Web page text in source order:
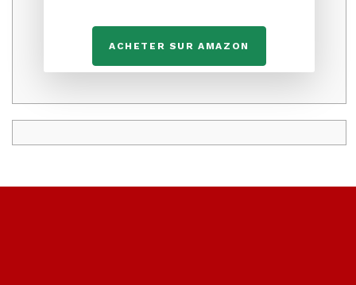
ACHETER SUR AMAZON